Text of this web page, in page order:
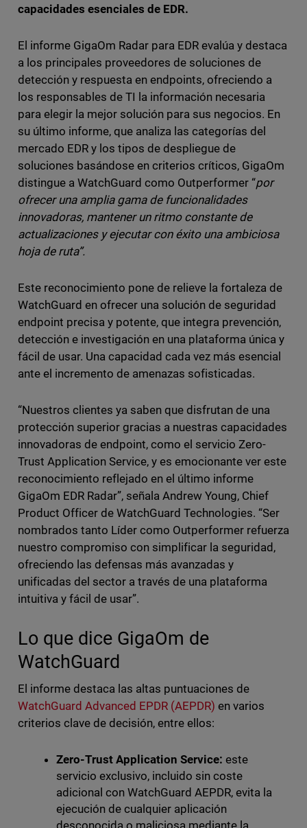
capacidades esenciales de EDR.
El informe GigaOm Radar para EDR evalúa y destaca
a los principales proveedores de soluciones de
detección y respuesta en endpoints, ofreciendo a
los responsables de TI la información necesaria
para elegir la mejor solución para sus negocios. En
su último informe, que analiza las categorías del
mercado EDR y los tipos de despliegue de
soluciones basándose en criterios críticos, GigaOm
distingue a WatchGuard como Outperformer “por
ofrecer una amplia gama de funcionalidades
innovadoras, mantener un ritmo constante de
actualizaciones y ejecutar con éxito una ambiciosa
hoja de ruta”.
Este reconocimiento pone de relieve la fortaleza de
WatchGuard en ofrecer una solución de seguridad
endpoint precisa y potente, que integra prevención,
detección e investigación en una plataforma única y
fácil de usar. Una capacidad cada vez más esencial
ante el incremento de amenazas sofisticadas.
“Nuestros clientes ya saben que disfrutan de una
protección superior gracias a nuestras capacidades
innovadoras de endpoint, como el servicio Zero-
Trust Application Service, y es emocionante ver este
reconocimiento reflejado en el último informe
GigaOm EDR Radar”, señala Andrew Young, Chief
Product Officer de WatchGuard Technologies. “Ser
nombrados tanto Líder como Outperformer refuerza
nuestro compromiso con simplificar la seguridad,
ofreciendo las defensas más avanzadas y
unificadas del sector a través de una plataforma
intuitiva y fácil de usar”.
Lo que dice GigaOm de
WatchGuard
El informe destaca las altas puntuaciones de
WatchGuard Advanced EPDR (AEPDR) en varios
criterios clave de decisión, entre ellos:
Zero-Trust Application Service: este
servicio exclusivo, incluido sin coste
adicional con WatchGuard AEPDR, evita la
ejecución de cualquier aplicación